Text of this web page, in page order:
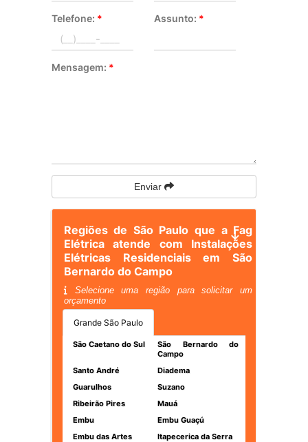
Telefone: * Assunto: *
Mensagem: *
Enviar
Regiões de São Paulo que a Fag
Elétrica atende com Instalações
Elétricas Residenciais em São
Bernardo do Campo
Selecione uma região para solicitar um
orçamento
Grande São Paulo
São Caetano do Sul
São Bernardo do
Campo
Santo André
Diadema
Guarulhos
Suzano
Ribeirão Pires
Mauá
Embu
Embu Guaçú
Embu das Artes
Itapecerica da Serra